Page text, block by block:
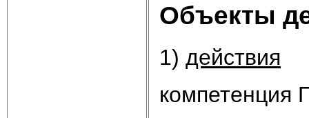
Объекты
1) действия
компетенция